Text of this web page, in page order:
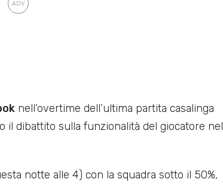
nell’overtime dell’ultima partita casalinga
il dibattito sulla funzionalità del giocatore nel
notte alle 4) con la squadra sotto il 50%,